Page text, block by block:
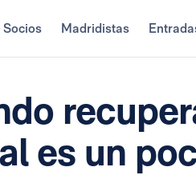
Socios Madridistas
es un